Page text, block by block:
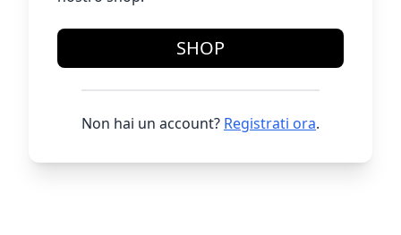
SHOP
Non hai un account? Registrati ora.